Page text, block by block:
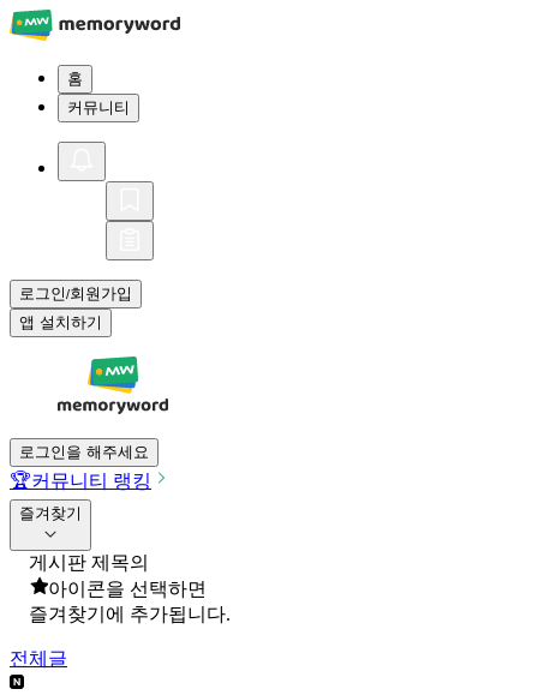
홈
커뮤니티
로그인/회원가입
앱 설치하기
로그인을 해주세요
🏆커뮤니티 랭킹
즐겨찾기
게시판 제목의
아이콘을 선택하면
즐겨찾기에 추가됩니다.
전체글